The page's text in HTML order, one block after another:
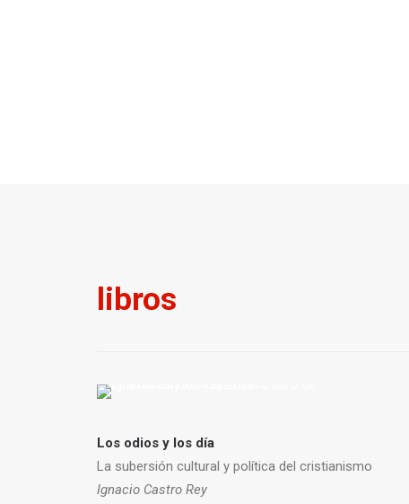
libros
Los odios y los día
La subersión cultural y política del cristianismo
Ignacio Castro Rey